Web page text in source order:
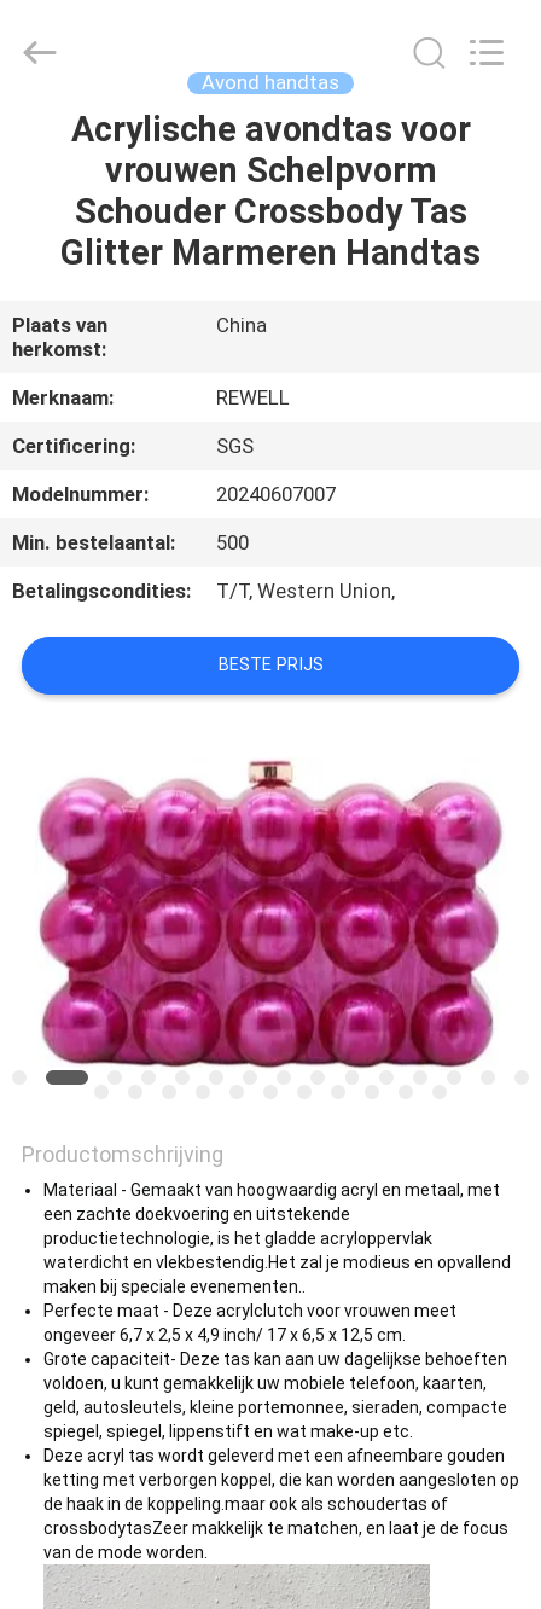
HUIS
PRODUCTEN
ONS
FABRIEKSREIS
KWALITEITSCONTROLE
SITEMAP
PRIVACY
POLICY
Rights
Reserved.
Avond handtas
Acrylische avondtas voor
vrouwen Schelpvorm
Schouder Crossbody Tas
Glitter Marmeren Handtas
Plaats van
herkomst:
China
Merknaam:
REWELL
Certificering:
SGS
Modelnummer:
20240607007
Min. bestelaantal:
500
Betalingscondities:
T/T, Western Union,
BESTE PRIJS
Productomschrijving
Materiaal - Gemaakt van hoogwaardig acryl en metaal, met
een zachte doekvoering en uitstekende
productietechnologie, is het gladde acryloppervlak
waterdicht en vlekbestendig.Het zal je modieus en opvallend
maken bij speciale evenementen..
Perfecte maat - Deze acrylclutch voor vrouwen meet
ongeveer 6,7 x 2,5 x 4,9 inch/ 17 x 6,5 x 12,5 cm.
Grote capaciteit- Deze tas kan aan uw dagelijkse behoeften
voldoen, u kunt gemakkelijk uw mobiele telefoon, kaarten,
geld, autosleutels, kleine portemonnee, sieraden, compacte
spiegel, spiegel, lippenstift en wat make-up etc.
Deze acryl tas wordt geleverd met een afneembare gouden
ketting met verborgen koppel, die kan worden aangesloten op
de haak in de koppeling.maar ook als schoudertas of
crossbodytasZeer makkelijk te matchen, en laat je de focus
van de mode worden.